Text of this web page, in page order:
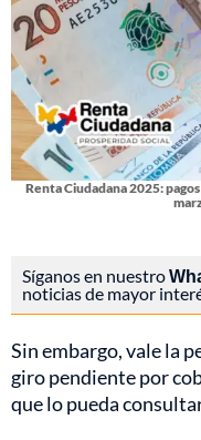
Renta Ciudadana 2025:
Síganos en nuestro
noticias de mayor
Sin embargo, vale la
giro pendiente por
que lo pueda